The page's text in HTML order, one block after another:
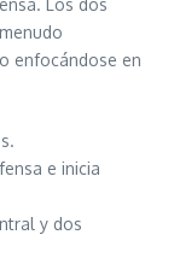
Los dos
enfocándose en
e inicia
y dos